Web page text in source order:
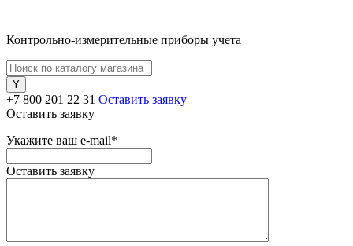
Контрольно-измерительные приборы учета
+7 800 201 22 31 Оставить заявку
Оставить заявку
Укажите ваш e-mail*
Оставить заявку